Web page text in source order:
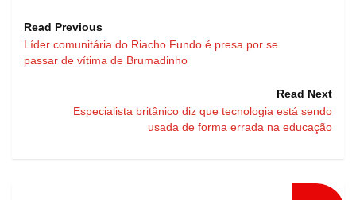
Read Previous
Líder comunitária do Riacho Fundo é presa por se
passar de vítima de Brumadinho
Read Next
Especialista britânico diz que tecnologia está sendo
usada de forma errada na educação